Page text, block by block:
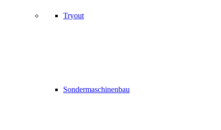
Tryout
Sondermaschinenbau